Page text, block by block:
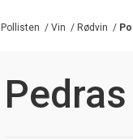
Pollisten / Vin / Rødvin /